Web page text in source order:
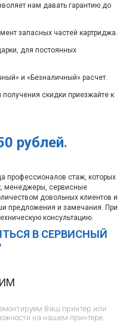
нам давать гарантию до
запасных частей картриджа.
для постоянных
и «Безналичный» расчет.
скидки приезжайте к
рублей.
профессионалов стаж, которых
менеджеры, сервисные
довольных клиентов и
предложения и замечания. При
консультацию.
В СЕРВИСНЫЙ
Ваш принтер или
на нашем принтере.